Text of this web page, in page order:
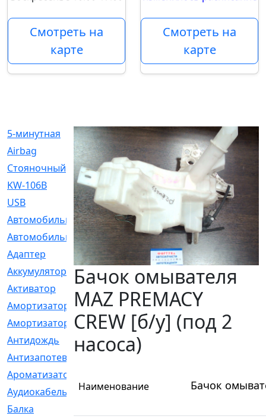
Смотреть на
карте
Смотреть на
карте
5-минутная
[1]
Airbag
[18]
Cтояночный
[1]
KW-106B
USB
[6]
Автомобильное
[6]
Автомобильный
[6]
Адаптер
[3]
Аккумулятор
[2]
Активатор
[1]
Амортизатор
[608]
Амортизаторы
[21]
Антидождь
[1]
Антизапотеватель
Ароматизатор
Аудиокабель
[2]
Балка
Бачок омывателя
MAZ PREMACY
CREW [б/у] (под 2
насоса)
Наименование Бачок